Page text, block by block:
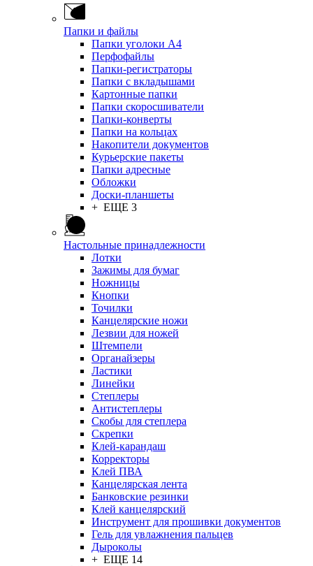
Папки и файлы
Папки уголоки А4
Перфофайлы
Папки-регистраторы
Папки с вкладышами
Картонные папки
Папки скоросшиватели
Папки-конверты
Папки на кольцах
Накопители документов
Курьерские пакеты
Папки адресные
Обложки
Доски-планшеты
+ ЕЩЕ 3
Настольные принадлежности
Лотки
Зажимы для бумаг
Ножницы
Кнопки
Точилки
Канцелярские ножи
Лезвии для ножей
Штемпели
Органайзеры
Ластики
Линейки
Степлеры
Антистеплеры
Скобы для степлера
Скрепки
Клей-карандаш
Корректоры
Клей ПВА
Канцелярская лента
Банковские резинки
Клей канцелярский
Инструмент для прошивки документов
Гель для увлажнения пальцев
Дыроколы
+ ЕЩЕ 14